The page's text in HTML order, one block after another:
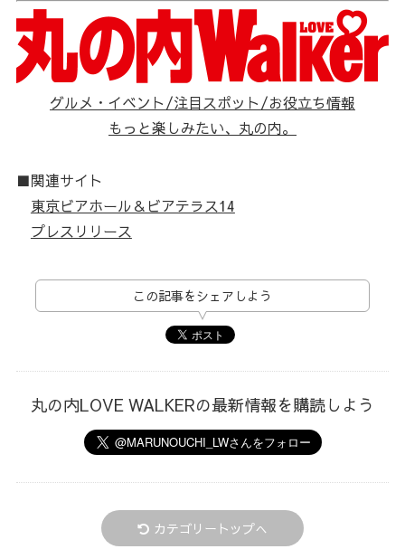
グルメ・イベント/注目スポット/お役立ち情報
もっと楽しみたい、丸の内。
■関連サイト
東京ビアホール＆ビアテラス14
プレスリリース
この記事をシェアしよう
丸の内LOVE WALKERの最新情報を購読しよう
カテゴリートップへ